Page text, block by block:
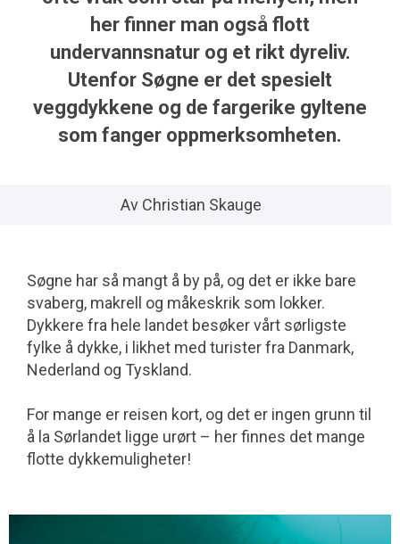
her finner man også flott
undervannsnatur og et rikt dyreliv.
Utenfor Søgne er det spesielt
veggdykkene og de fargerike gyltene
som fanger oppmerksomheten.
Av Christian Skauge
Søgne har så mangt å by på, og det er ikke bare
svaberg, makrell og måkeskrik som lokker.
Dykkere fra hele landet besøker vårt sørligste
fylke å dykke, i likhet med turister fra Danmark,
Nederland og Tyskland.
For mange er reisen kort, og det er ingen grunn til
å la Sørlandet ligge urørt – her finnes det mange
flotte dykkemuligheter!